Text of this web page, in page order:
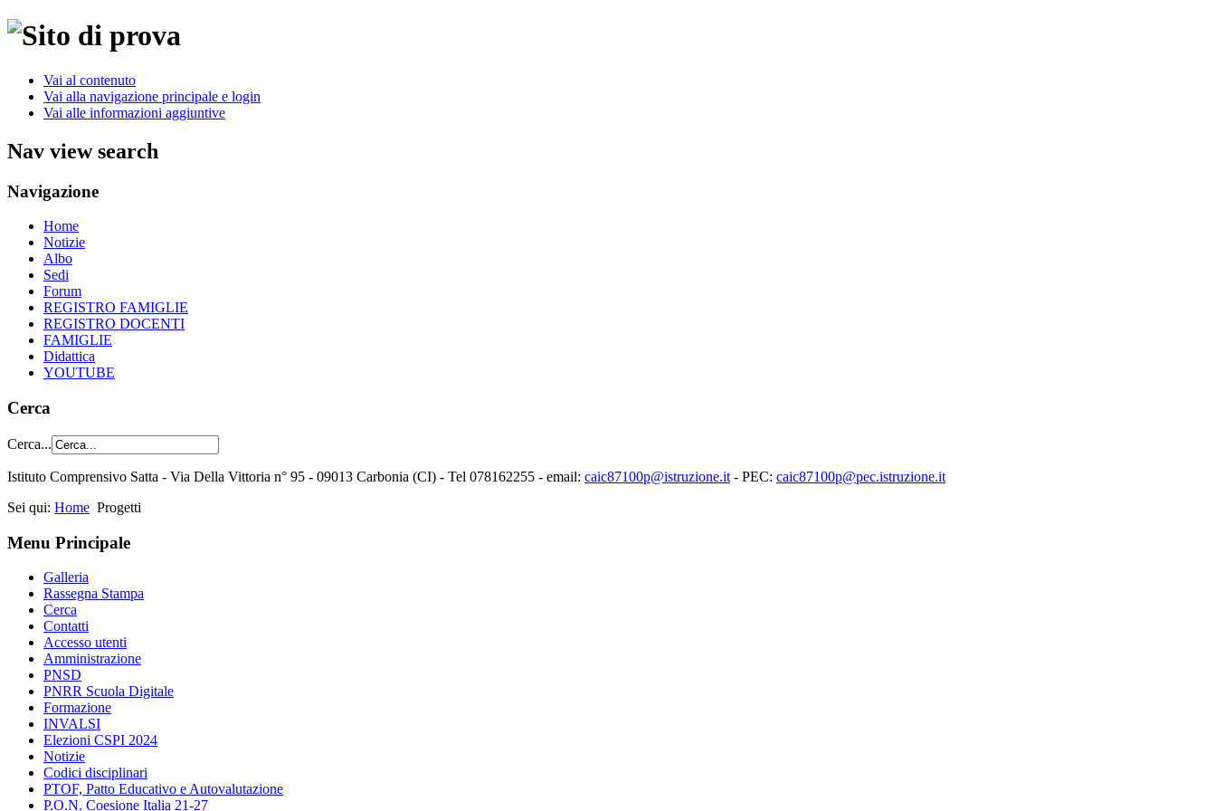
Vai al contenuto
Vai alla navigazione principale e login
Vai alle informazioni aggiuntive
Nav view search
Navigazione
Home
Notizie
Albo
Sedi
Forum
REGISTRO FAMIGLIE
REGISTRO DOCENTI
FAMIGLIE
Didattica
YOUTUBE
Cerca
Cerca...
Istituto Comprensivo Satta - Via Della Vittoria n° 95 - 09013 Carbonia (CI) - Tel 078162255 - email: caic87100p@istruzione.it - PEC: caic87100p@pec.istruzione.it
Sei qui: Home Progetti
Menu Principale
Galleria
Rassegna Stampa
Cerca
Contatti
Accesso utenti
Amministrazione
PNSD
PNRR Scuola Digitale
Formazione
INVALSI
Elezioni CSPI 2024
Notizie
Codici disciplinari
PTOF, Patto Educativo e Autovalutazione
P.O.N. Coesione Italia 21-27